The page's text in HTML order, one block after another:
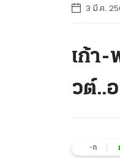
3 มี.ค.
เก้า-
วต์..
-ก